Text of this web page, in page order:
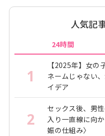
人気記
24時間
1
【2025年】女の
ネームじゃない
イデア
2
セックス後、男
入り一直線に向
娠の仕組み〉